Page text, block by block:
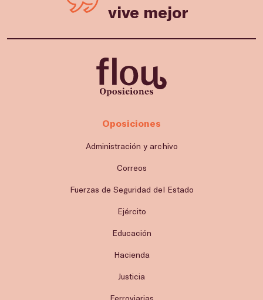
vive mejor
Oposiciones
Administración y archivo
Correos
Fuerzas de Seguridad del Estado
Ejército
Educación
Hacienda
Justicia
Ferroviarias